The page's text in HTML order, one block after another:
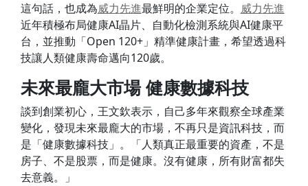
這句話，也成為威力先進最鮮明的企業定位。 威力先進
近年積極布局健康AI晶片、自動化檢測系統與AI健康平
台，並推動「Open 120+」精準健康計畫，希望透過科
技讓人類健康壽命邁向120歲。
未來最龐大市場 健康數據科技
談到創業初心，王文欽表示，自己多年來觀察全球產業
變化，發現未來最龐大的市場，不再只是資訊科技，而
是「健康數據科技」。「人類真正最重要的資產，不是
房子、不是股票，而是健康。沒有健康，所有財富都失
去意義。」